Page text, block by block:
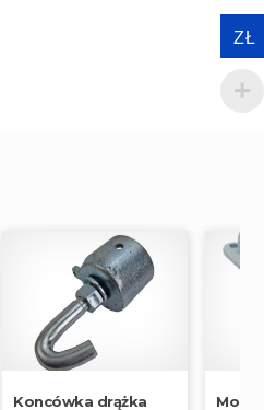
Koncówka drążka
ZŁ